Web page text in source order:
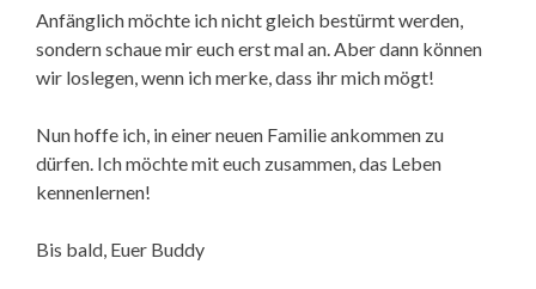
Anfänglich möchte ich nicht gleich bestürmt werden,
sondern schaue mir euch erst mal an. Aber dann können
wir loslegen, wenn ich merke, dass ihr mich mögt!
Nun hoffe ich, in einer neuen Familie ankommen zu
dürfen. Ich möchte mit euch zusammen, das Leben
kennenlernen!
Bis bald, Euer Buddy